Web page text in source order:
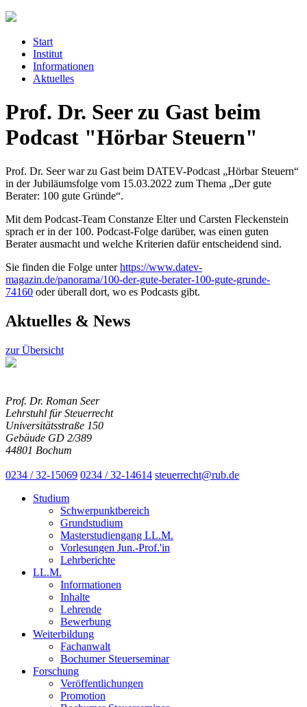
Start
Institut
Informationen
Aktuelles
Prof. Dr. Seer zu Gast beim
Podcast "Hörbar Steuern"
Prof. Dr. Seer war zu Gast beim DATEV-Podcast „Hörbar Steuern“
in der Jubiläumsfolge vom 15.03.2022 zum Thema „Der gute
Berater: 100 gute Gründe“.
Mit dem Podcast-Team Constanze Elter und Carsten Fleckenstein
sprach er in der 100. Podcast-Folge darüber, was einen guten
Berater ausmacht und welche Kriterien dafür entscheidend sind.
Sie finden die Folge unterhttps://www.datev-
magazin.de/panorama/100-der-gute-berater-100-gute-grunde-
74160 oder überall dort, wo es Podcasts gibt.
Aktuelles & News
zur Übersicht
Prof. Dr. Roman Seer
Lehrstuhl für Steuerrecht
Universitätsstraße 150
Gebäude GD 2/389
44801 Bochum
0234 / 32-15069 0234 / 32-14614 steuerrecht@rub.de
Studium
Schwerpunktbereich
Grundstudium
Masterstudiengang LL.M.
Vorlesungen Jun.-Prof.'in
Lehrberichte
LL.M.
Informationen
Inhalte
Lehrende
Bewerbung
Weiterbildung
Fachanwalt
Bochumer Steuerseminar
Forschung
Veröffentlichungen
Promotion